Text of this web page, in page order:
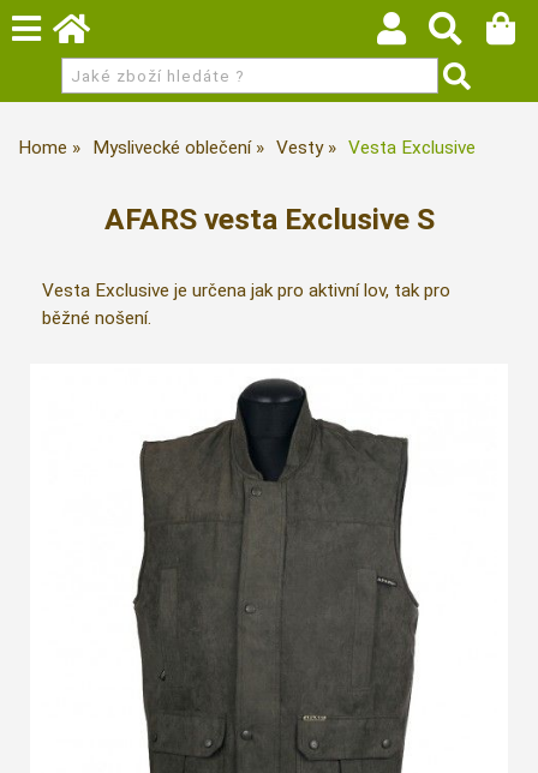
Home Myslivecké oblečení Vesty Vesta Exclusive
AFARS vesta Exclusive S
Vesta Exclusive je určena jak pro aktivní lov, tak pro
běžné nošení.